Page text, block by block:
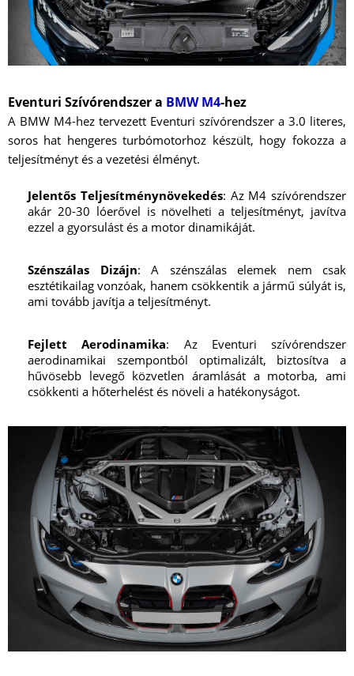
Eventuri Szívórendszer a BMW M4-hez
A BMW M4-hez tervezett Eventuri szívórendszer a 3.0 literes,
soros hat hengeres turbómotorhoz készült, hogy fokozza a
teljesítményt és a vezetési élményt.
Jelentős Teljesítménynövekedés: Az M4 szívórendszer
akár 20-30 lóerővel is növelheti a teljesítményt, javítva
ezzel a gyorsulást és a motor dinamikáját.
Szénszálas Dizájn: A szénszálas elemek nem csak
esztétikailag vonzóak, hanem csökkentik a jármű súlyát is,
ami tovább javítja a teljesítményt.
Fejlett Aerodinamika: Az Eventuri szívórendszer
aerodinamikai szempontból optimalizált, biztosítva a
hűvösebb levegő közvetlen áramlását a motorba, ami
csökkenti a hőterhelést és növeli a hatékonyságot.